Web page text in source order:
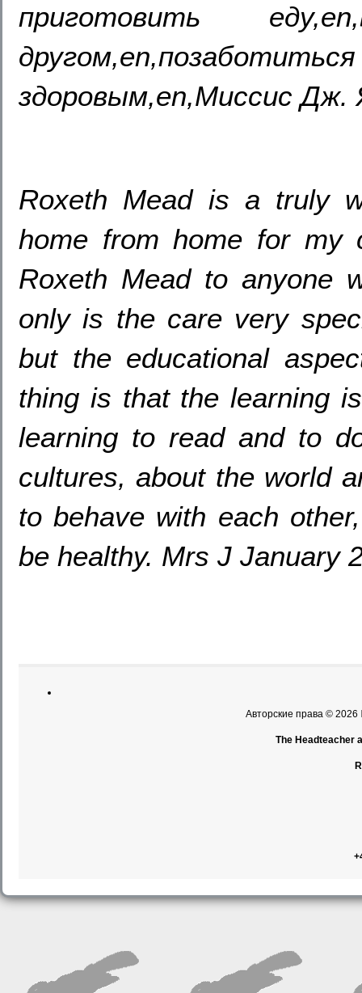
приготовить
здоровым,en,Миссис Дж.
Roxeth Mead is a truly
home from home for my
Roxeth Mead to anyone
only is the care very
but the educational
thing is that the learning
learning to read and to
cultures, about the world
to behave with each
be healthy. Mrs J January
Авторские права © 2026
The Headteacher